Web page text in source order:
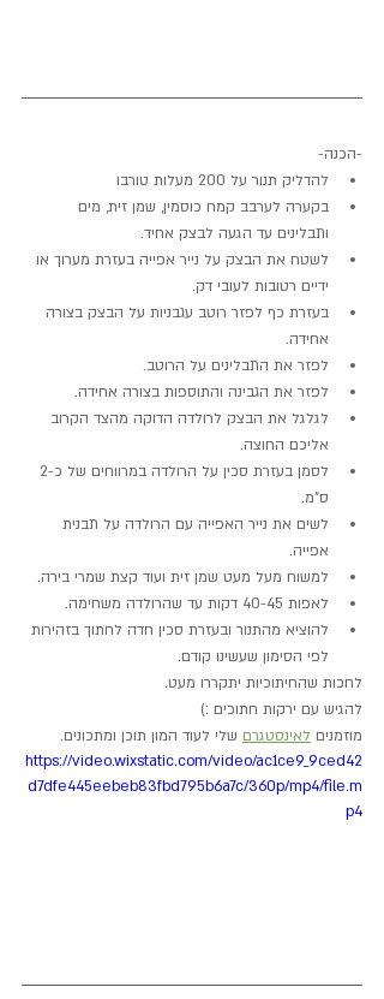
-הכנה-
להדליק תנור על 200 מעלות טורבו
בקערה לערבב קמח כוסמין, שמן זית, מים
ותבלינים עד הגעה לבצק אחיד.
לשטח את הבצק על נייר אפייה בעזרת מערוך או
ידיים רטובות לעובי דק.
בעזרת כף לפזר רוטב עגבניות על הבצק בצורה
אחידה.
לפזר את התבלינים על הרוטב.
לפזר את הגבינה והתוספות בצורה אחידה.
לגלגל את הבצק לרולדה הדוקה מהצד הקרוב
אליכם החוצה.
ס"מ.
לשים את נייר האפייה עם הרולדה על תבנית
אפייה.
למשוח מעל מעט שמן זית ועוד קצת שמרי בירה.
לאפות 40-45 דקות עד שהרולדה משחימה.
להוציא מהתנור ובעזרת סכין חדה לחתוך בזהירות
לפי הסימון שעשינו קודם.
לחכות שהחיתוכיות יתקררו מעט.
להגיש עם ירקות חתוכים :)
מוזמנים לאינסטגרם שלי לעוד המון תוכן ומתכונים.
https://video.wixstatic.com/video/ac1ce9_9ced42
d7dfe445eebeb83fbd795b6a7c/360p/mp4/file.m
p4